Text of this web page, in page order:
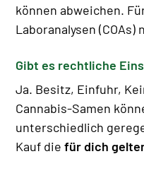
können abweichen.
Laboranalysen (COAs)
Gibt es rechtliche
Ja. Besitz, Einfuhr,
Cannabis-Samen
unterschiedlich
Kauf die für dich